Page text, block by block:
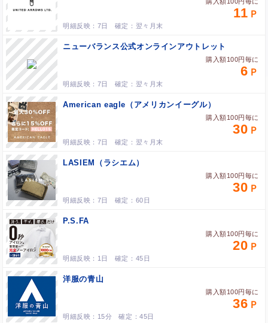
11
7日 翌々月末
ニューバランス公式オンラインアウトレット
購入額100円毎に
6
7日 翌々月末
American eagle（アメリカンイーグル）
購入額100円毎に
30
7日 翌々月末
LASIEM（ラシエム）
購入額100円毎に
30
7日 60日
P.S.FA
購入額100円毎に
20
1日 45日
洋服の青山
購入額100円毎に
36
15分 45日